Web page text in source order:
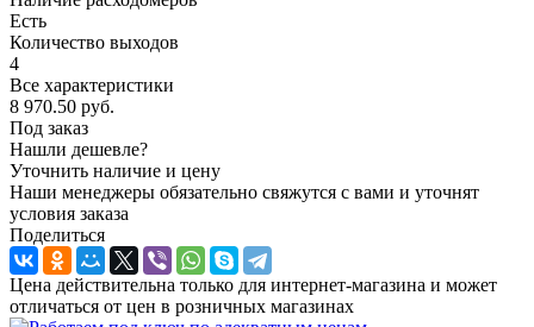
Есть
Количество выходов
4
Все характеристики
8 970.50 руб.
Под заказ
Нашли дешевле?
Уточнить наличие и цену
Наши менеджеры обязательно свяжутся с вами и уточнят
условия заказа
Поделиться
Цена действительна только для интернет-магазина и может
отличаться от цен в розничных магазинах